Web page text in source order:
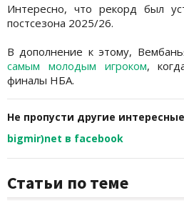
Интересно, что рекорд был
постсезона 2025/26.
В дополнение к этому,
самым молодым игроком,
финалы НБА.
Не пропусти другие
bigmir)net в facebook
Статьи по теме